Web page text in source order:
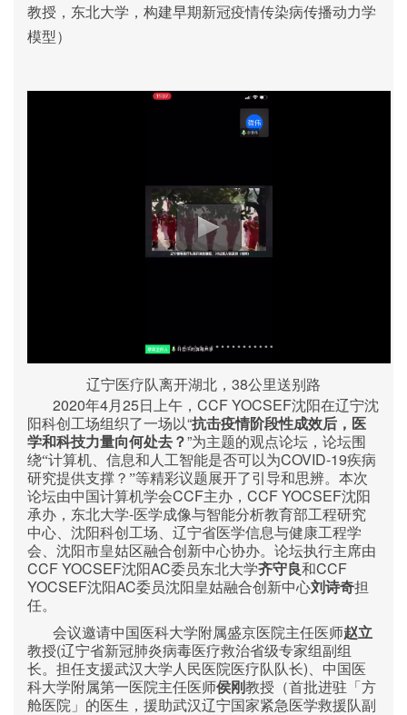
教授 ， 东北大学，构建早期新冠疫情传染病传播动力学
模型）
辽宁医疗队离开湖北，38公里送别路
2020年4月 25日上午， CCF YOCSEF沈阳在辽宁沈
阳科创工场组织了一场以“抗击疫情阶段性成效后，医
学和科技力量向何处去？”为主题的观点论坛，论坛围
绕“计算机、信息和人工智能是否可以为COVID-19疾病
研究提供支撑？”等精彩议题展开了引导和思辨。本次
论坛由中国计算机学会CCF主办， CCF YOCSEF沈阳
承办，东北大学-医学成像与智能分析教育部工程研究
中心、沈阳科创工场、辽宁省医学信息与健康工程学
会、沈阳市皇姑区融合创新中心协办。论坛执行主席由
CCF YOCSEF沈阳AC委员东北大学齐守良和CCF
YOCSEF沈阳AC委员沈阳皇姑融合创新中心刘诗奇担
任。
会议邀请中国医科大学附属盛京医院主任医师赵立
教授(辽宁省新冠肺炎病毒医疗救治省级专家组副组
长。担任支援武汉大学人民医院医疗队队长) 、中国医
科大学附属第一医院主任医师侯刚教授（首批进驻「方
舱医院」的医生，援助武汉辽宁国家紧急医学救援队副